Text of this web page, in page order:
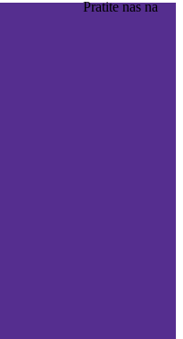
Pratite nas na